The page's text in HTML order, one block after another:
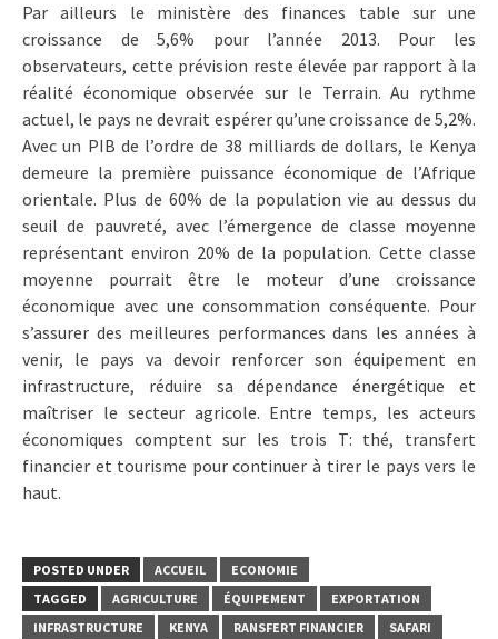
Par ailleurs le ministère des finances table sur une
croissance de 5,6% pour l’année 2013. Pour les
observateurs, cette prévision reste élevée par rapport à la
réalité économique observée sur le Terrain. Au rythme
actuel, le pays ne devrait espérer qu’une croissance de 5,2%.
Avec un PIB de l’ordre de 38 milliards de dollars, le Kenya
demeure la première puissance économique de l’Afrique
orientale. Plus de 60% de la population vie au dessus du
seuil de pauvreté, avec l’émergence de classe moyenne
représentant environ 20% de la population. Cette classe
moyenne pourrait être le moteur d’une croissance
économique avec une consommation conséquente. Pour
s’assurer des meilleures performances dans les années à
venir, le pays va devoir renforcer son équipement en
infrastructure, réduire sa dépendance énergétique et
maîtriser le secteur agricole. Entre temps, les acteurs
économiques comptent sur les trois T: thé, transfert
financier et tourisme pour continuer à tirer le pays vers le
haut.
POSTED UNDER ACCUEIL
ECONOMIE
TAGGED
AGRICULTURE ÉQUIPEMENT
EXPORTATION
INFRASTRUCTURE
KENYA RANSFERT FINANCIER
SAFARI